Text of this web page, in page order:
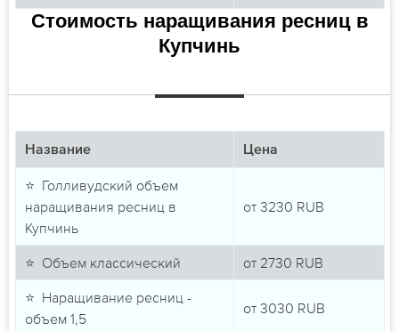
Стоимость наращивания ресниц в
Купчинь
Название Цена
⭐ Голливудский объем
наращивания ресниц в
Купчинь
от 3230 RUB
⭐ Объем классический от 2730 RUB
⭐ Наращивание ресниц -
объем 1,5
от 3030 RUB